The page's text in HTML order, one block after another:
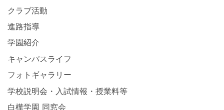
クラブ活動
進路指導
学園紹介
キャンパスライフ
フォトギャラリー
学校説明会・入試情報・授業料等
白樺学園 同窓会